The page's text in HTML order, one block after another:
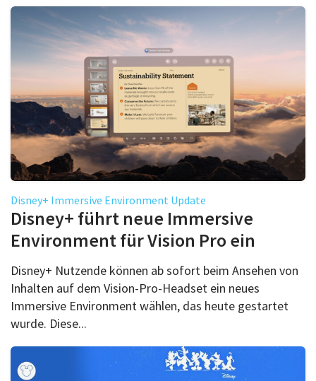
Disney+ Immersive Environment Update
Disney+ führt neue Immersive
Environment für Vision Pro ein
Disney+ Nutzende können ab sofort beim Ansehen von
Inhalten auf dem Vision-Pro-Headset ein neues
Immersive Environment wählen, das heute gestartet
wurde. Diese...